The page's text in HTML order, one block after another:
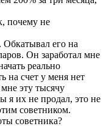
почему не
Обкатывал его на
Он заработал мне
реально
на счет у меня нет
эту тысячу
я их не продал, это не
советником.
советника?